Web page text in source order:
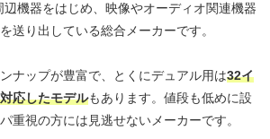
機器をはじめ、映像やオーディオ関連機器
送り出している総合メーカーです。
ナップが豊富で、とくにデュアル用は32イ
応したモデルもあります。値段も低めに設
重視の方には見逃せないメーカーです。